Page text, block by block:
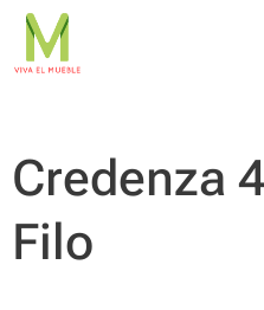
Credenza
Filo